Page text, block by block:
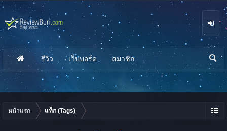
หน้าแรก แท็ก (Tags)
รีวิว เว็บบอร์ด สมาชิก
นห
า